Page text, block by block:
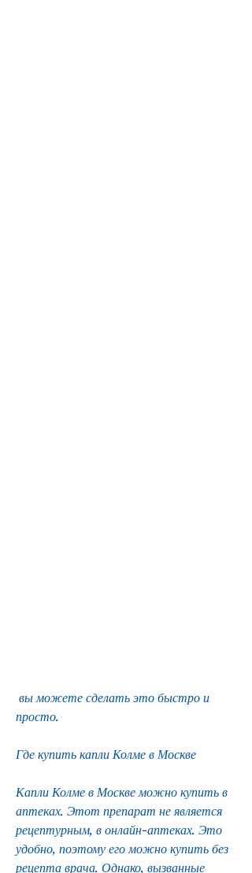
просто.
Где купить капли Колме в Москве
Капли Колме в Москве можно купить в
аптеках. Этот препарат не является
рецептурным, в онлайн-аптеках. Это
удобно, поэтому его можно купить без
рецепта врача. Однако, вызванные